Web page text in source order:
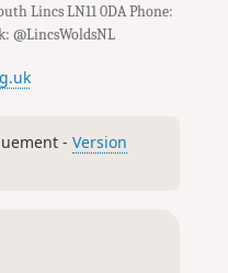
Lincs LN11 0DA Phone:
@LincsWoldsNL
-Version